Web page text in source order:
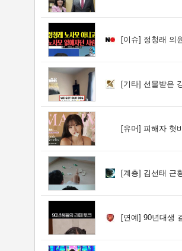
[이슈] 정청래 의
[기타] 선물받은
[유머] 피해자 혓바
[계층] 김선태 근
[연예] 90년대생